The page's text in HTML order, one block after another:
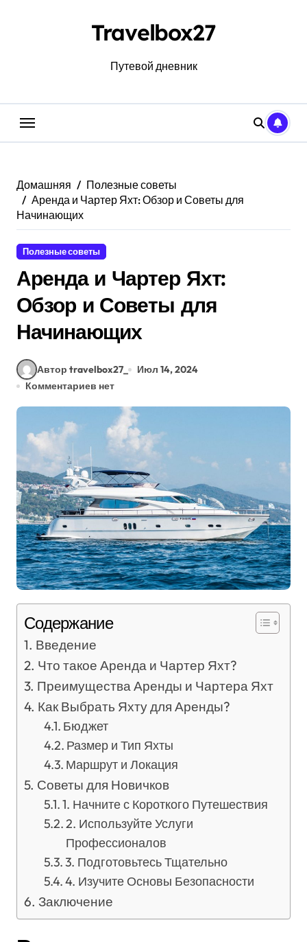
Travelbox27
Путевой дневник
Домашняя
Полезные советы
Аренда и Чартер Яхт: Обзор и Советы для
Начинающих
Полезные советы
Аренда и Чартер Яхт:
Обзор и Советы для
Начинающих
Автор travelbox27_
Июл 14, 2024
Комментариев нет
Содержание
Введение
Что такое Аренда и Чартер Яхт?
Преимущества Аренды и Чартера Яхт
Как Выбрать Яхту для Аренды?
Бюджет
Размер и Тип Яхты
Маршрут и Локация
Советы для Новичков
1. Начните с Короткого Путешествия
2. Используйте Услуги
Профессионалов
3. Подготовьтесь Тщательно
4. Изучите Основы Безопасности
Заключение